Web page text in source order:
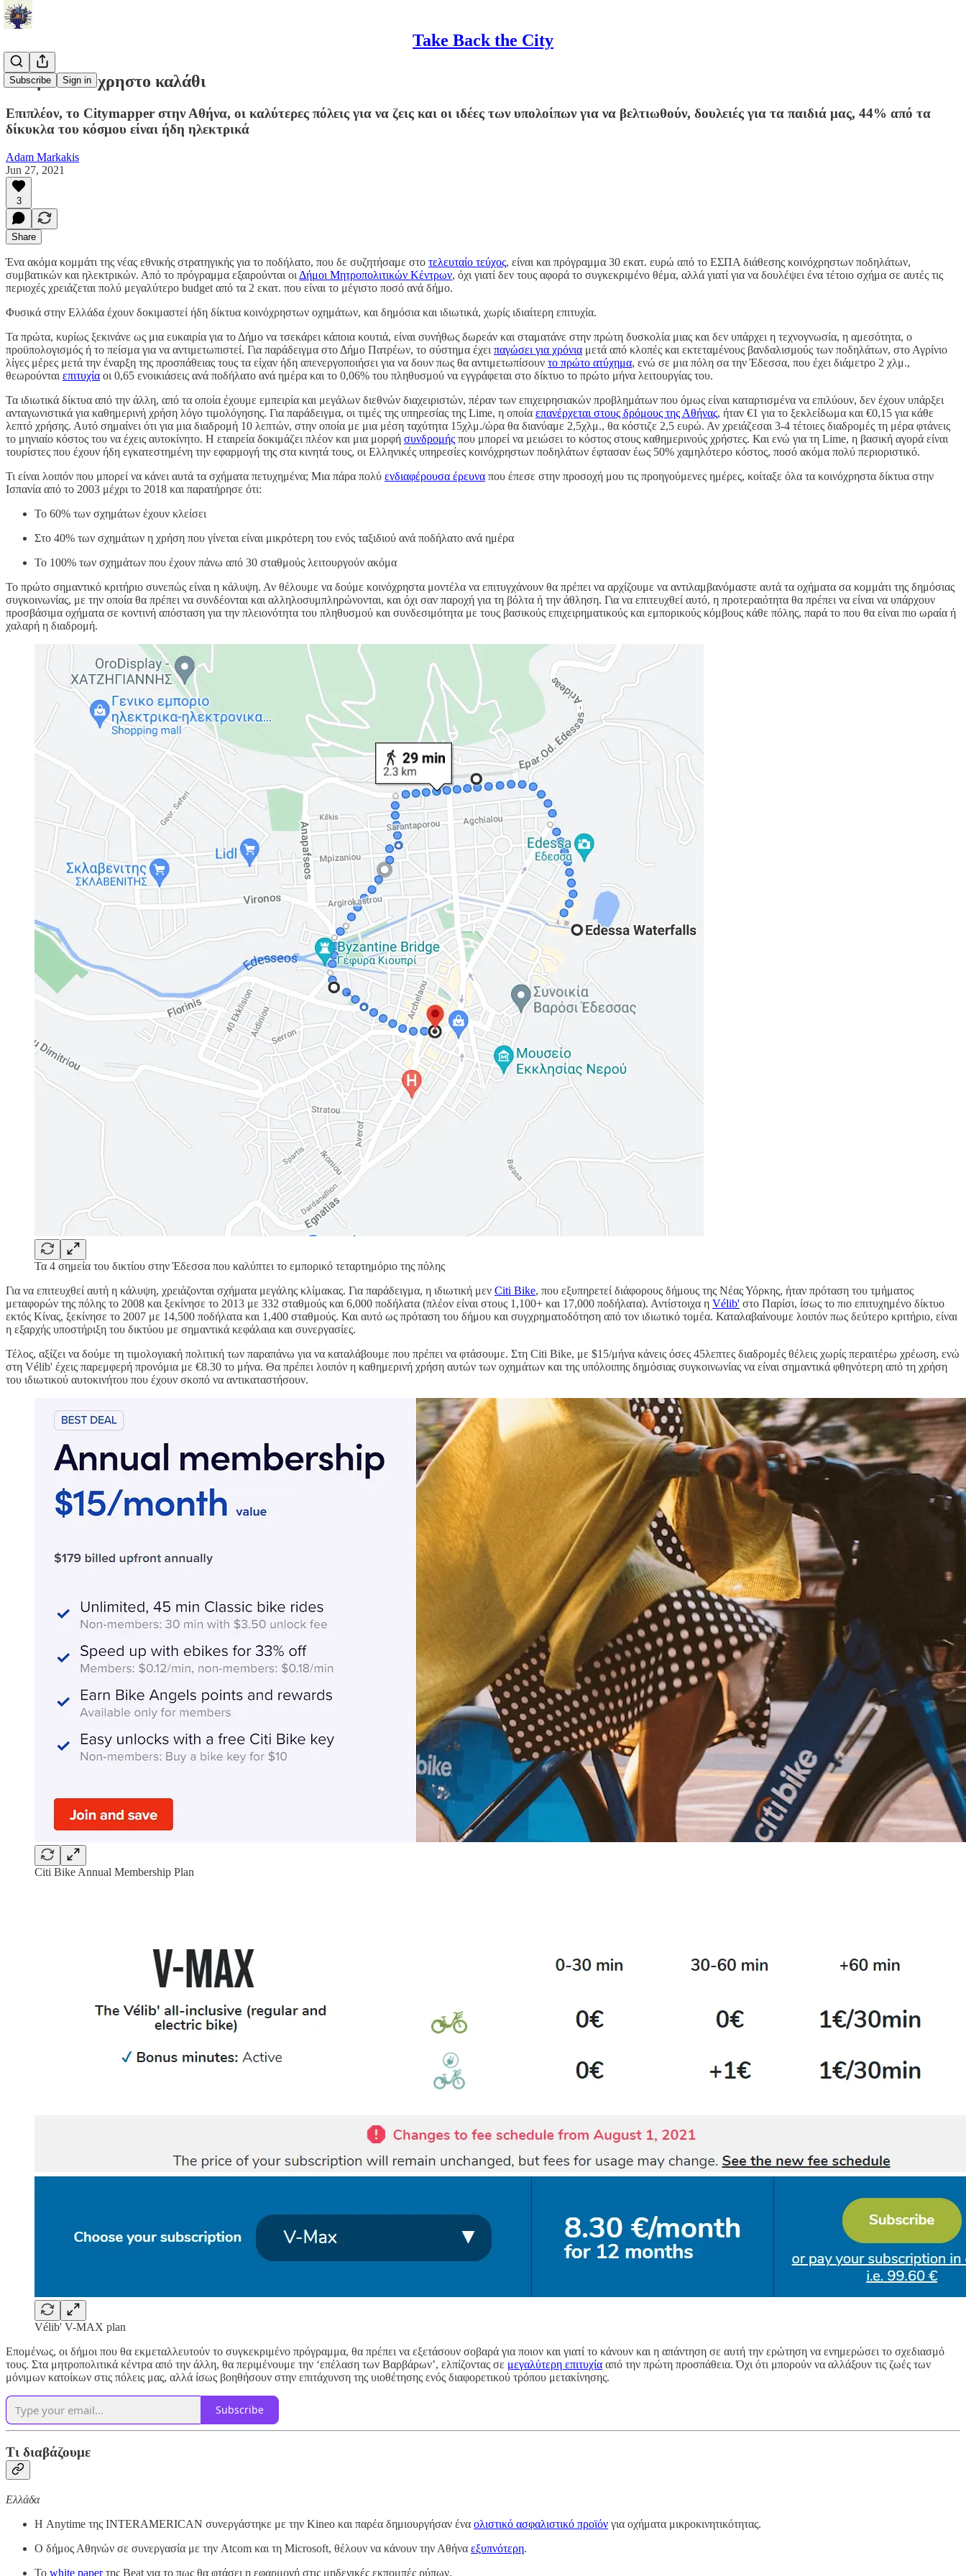
Take Back the City
Subscribe Sign in
Μικρό κοινόχρηστο καλάθι
Επιπλέον, το Citymapper στην Αθήνα, οι καλύτερες πόλεις για να ζεις και οι ιδέες των υπολοίπων για να βελτιωθούν, δουλειές για τα παιδιά μας, 44% από τα
δίκυκλα του κόσμου είναι ήδη ηλεκτρικά
Adam Markakis
Jun 27, 2021
3
Share
Ένα ακόμα κομμάτι της νέας εθνικής στρατηγικής για το ποδήλατο, που δε συζητήσαμε στο τελευταίο τεύχος, είναι και πρόγραμμα 30 εκατ. ευρώ από το ΕΣΠΑ διάθεσης κοινόχρηστων ποδηλάτων,
συμβατικών και ηλεκτρικών. Από το πρόγραμμα εξαιρούνται οι Δήμοι Μητροπολιτικών Κέντρων, όχι γιατί δεν τους αφορά το συγκεκριμένο θέμα, αλλά γιατί για να δουλέψει ένα τέτοιο σχήμα σε αυτές τις
περιοχές χρειάζεται πολύ μεγαλύτερο budget από τα 2 εκατ. που είναι το μέγιστο ποσό ανά δήμο.
Φυσικά στην Ελλάδα έχουν δοκιμαστεί ήδη δίκτυα κοινόχρηστων οχημάτων, και δημόσια και ιδιωτικά, χωρίς ιδιαίτερη επιτυχία.
Τα πρώτα, κυρίως ξεκινάνε ως μια ευκαιρία για το Δήμο να τσεκάρει κάποια κουτιά, είναι συνήθως δωρεάν και σταματάνε στην πρώτη δυσκολία μιας και δεν υπάρχει η τεχνογνωσία, η αμεσότητα, o
προϋπολογισμός ή το πείσμα για να αντιμετωπιστεί. Για παράδειγμα στο Δήμο Πατρέων, το σύστημα έχει παγώσει για χρόνια μετά από κλοπές και εκτεταμένους βανδαλισμούς των ποδηλάτων, στο Αγρίνιο
λίγες μέρες μετά την έναρξη της προσπάθειας τους τα είχαν ήδη απενεργοποιήσει για να δουν πως θα αντιμετωπίσουν το πρώτο ατύχημα, ενώ σε μια πόλη σα την Έδεσσα, που έχει διάμετρο 2 χλμ.,
θεωρούνται επιτυχία οι 0,65 ενοικιάσεις ανά ποδήλατο ανά ημέρα και το 0,06% του πληθυσμού να εγγράφεται στο δίκτυο το πρώτο μήνα λειτουργίας του.
Τα ιδιωτικά δίκτυα από την άλλη, από τα οποία έχουμε εμπειρία και μεγάλων διεθνών διαχειριστών, πέραν των επιχειρησιακών προβλημάτων που όμως είναι καταρτισμένα να επιλύουν, δεν έχουν υπάρξει
ανταγωνιστικά για καθημερινή χρήση λόγο τιμολόγησης. Για παράδειγμα, οι τιμές της υπηρεσίας της Lime, η οποία επανέρχεται στους δρόμους της Αθήνας, ήταν €1 για το ξεκλείδωμα και €0,15 για κάθε
λεπτό χρήσης. Αυτό σημαίνει ότι για μια διαδρομή 10 λεπτών, στην οποία με μια μέση ταχύτητα 15χλμ./ώρα θα διανύαμε 2,5χλμ., θα κόστιζε 2,5 ευρώ. Αν χρειάζεσαι 3-4 τέτοιες διαδρομές τη μέρα φτάνεις
το μηνιαίο κόστος του να έχεις αυτοκίνητο. Η εταιρεία δοκιμάζει πλέον και μια μορφή συνδρομής που μπορεί να μειώσει το κόστος στους καθημερινούς χρήστες. Και ενώ για τη Lime, η βασική αγορά είναι
τουρίστες που έχουν ήδη εγκατεστημένη την εφαρμογή της στα κινητά τους, οι Ελληνικές υπηρεσίες κοινόχρηστων ποδηλάτων έφτασαν έως 50% χαμηλότερο κόστος, ποσό ακόμα πολύ περιοριστικό.
Τι είναι λοιπόν που μπορεί να κάνει αυτά τα σχήματα πετυχημένα; Μια πάρα πολύ ενδιαφέρουσα έρευνα που έπεσε στην προσοχή μου τις προηγούμενες ημέρες, κοίταξε όλα τα κοινόχρηστα δίκτυα στην
Ισπανία από το 2003 μέχρι το 2018 και παρατήρησε ότι:
Το 60% των σχημάτων έχουν κλείσει
Στο 40% των σχημάτων η χρήση που γίνεται είναι μικρότερη του ενός ταξιδιού ανά ποδήλατο ανά ημέρα
Το 100% των σχημάτων που έχουν πάνω από 30 σταθμούς λειτουργούν ακόμα
Το πρώτο σημαντικό κριτήριο συνεπώς είναι η κάλυψη. Αν θέλουμε να δούμε κοινόχρηστα μοντέλα να επιτυγχάνουν θα πρέπει να αρχίζουμε να αντιλαμβανόμαστε αυτά τα οχήματα σα κομμάτι της δημόσιας
συγκοινωνίας, με την οποία θα πρέπει να συνδέονται και αλληλοσυμπληρώνονται, και όχι σαν παροχή για τη βόλτα ή την άθληση. Για να επιτευχθεί αυτό, η προτεραιότητα θα πρέπει να είναι να υπάρχουν
προσβάσιμα οχήματα σε κοντινή απόσταση για την πλειονότητα του πληθυσμού και συνδεσιμότητα με τους βασικούς επιχειρηματικούς και εμπορικούς κόμβους κάθε πόλης, παρά το που θα είναι πιο ωραία ή
χαλαρή η διαδρομή.
Τα 4 σημεία του δικτίου στην Έδεσσα που καλύπτει το εμπορικό τεταρτημόριο της πόλης
Για να επιτευχθεί αυτή η κάλυψη, χρειάζονται σχήματα μεγάλης κλίμακας. Για παράδειγμα, η ιδιωτική μεν Citi Bike, που εξυπηρετεί διάφορους δήμους της Νέας Υόρκης, ήταν πρόταση του τμήματος
μεταφορών της πόλης το 2008 και ξεκίνησε το 2013 με 332 σταθμούς και 6,000 ποδήλατα (πλέον είναι στους 1,100+ και 17,000 ποδήλατα). Αντίστοιχα η Vélib' στο Παρίσι, ίσως το πιο επιτυχημένο δίκτυο
εκτός Κίνας, ξεκίνησε το 2007 με 14,500 ποδήλατα και 1,400 σταθμούς. Και αυτό ως πρόταση του δήμου και συγχρηματοδότηση από τον ιδιωτικό τομέα. Καταλαβαίνουμε λοιπόν πως δεύτερο κριτήριο, είναι
η εξαρχής υποστήριξη του δικτύου με σημαντικά κεφάλαια και συνεργασίες.
Τέλος, αξίζει να δούμε τη τιμολογιακή πολιτική των παραπάνω για να καταλάβουμε που πρέπει να φτάσουμε. Στη Citi Bike, με $15/μήνα κάνεις όσες 45λεπτες διαδρομές θέλεις χωρίς περαιτέρω χρέωση, ενώ
στη Vélib' έχεις παρεμφερή προνόμια με €8.30 το μήνα. Θα πρέπει λοιπόν η καθημερινή χρήση αυτών των οχημάτων και της υπόλοιπης δημόσιας συγκοινωνίας να είναι σημαντικά φθηνότερη από τη χρήση
του ιδιωτικού αυτοκινήτου που έχουν σκοπό να αντικαταστήσουν.
Citi Bike Annual Membership Plan
Vélib' V-MAX plan
Επομένως, οι δήμοι που θα εκμεταλλευτούν το συγκεκριμένο πρόγραμμα, θα πρέπει να εξετάσουν σοβαρά για ποιον και γιατί το κάνουν και η απάντηση σε αυτή την ερώτηση να ενημερώσει το σχεδιασμό
τους. Στα μητροπολιτικά κέντρα από την άλλη, θα περιμένουμε την ‘επέλαση των Βαρβάρων’, ελπίζοντας σε μεγαλύτερη επιτυχία από την πρώτη προσπάθεια. Όχι ότι μπορούν να αλλάξουν τις ζωές των
μόνιμων κατοίκων στις πόλεις μας, αλλά ίσως βοηθήσουν στην επιτάχυνση της υιοθέτησης ενός διαφορετικού τρόπου μετακίνησης.
Subscribe
Τι διαβάζουμε
Ελλάδα
Η Anytime της INTERAMERICAN συνεργάστηκε με την Kineo και παρέα δημιουργήσαν ένα ολιστικό ασφαλιστικό προϊόν για οχήματα μικροκινητικότητας.
Ο δήμος Αθηνών σε συνεργασία με την Atcom και τη Microsoft, θέλουν να κάνουν την Αθήνα εξυπνότερη.
Το white paperτης Beat για το πως θα φτάσει η εφαρμογή στις μηδενικές εκπομπές ρύπων.